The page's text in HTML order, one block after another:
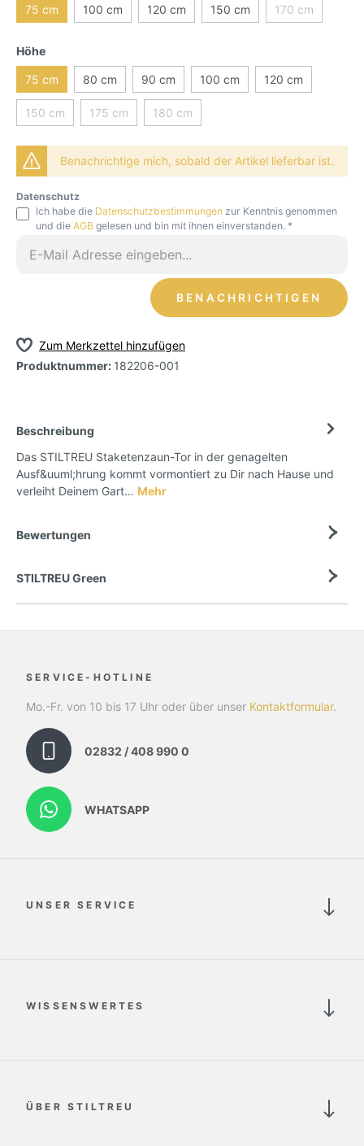
75 cm 100 cm 120 cm 150 cm 170 cm
Höhe
75 cm 80 cm 90 cm 100 cm 120 cm
150 cm 175 cm 180 cm
Benachrichtige mich, sobald der Artikel lieferbar ist.
Datenschutz
Ich habe die Datenschutzbestimmungen zur Kenntnis genommen
und die AGB gelesen und bin mit ihnen einverstanden. *
BENACHRICHTIGEN
Zum Merkzettel hinzufügen
Produktnummer: 182206-001
Beschreibung
Das STILTREU Staketenzaun-Tor in der genagelten
Ausf&uuml;hrung kommt vormontiert zu Dir nach Hause und
verleiht Deinem Gart… Mehr
Bewertungen
STILTREU Green
SERVICE-HOTLINE
Mo.-Fr. von 10 bis 17 Uhr oder über unser Kontaktformular.
02832 / 408 990 0
WHATSAPP
UNSER SERVICE
WISSENSWERTES
ÜBER STILTREU